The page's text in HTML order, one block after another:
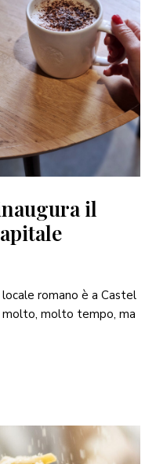
il
romano è a Castel
molto tempo, ma